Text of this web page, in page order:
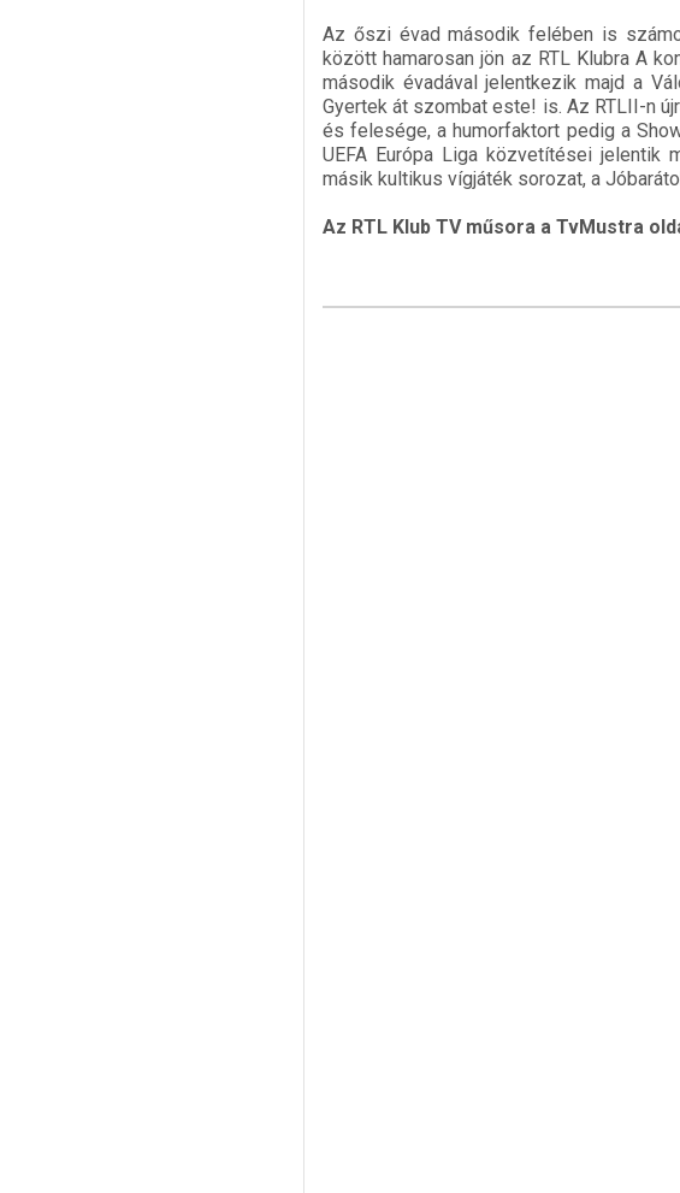
Az őszi évad második felében is
között hamarosan jön az RTL Klubra A
második évadával jelentkezik majd a
Gyertek át szombat este! is. Az RTLII-n
és felesége, a humorfaktort pedig a
UEFA Európa Liga közvetítései jelentik
másik kultikus vígjáték sorozat, a
Az RTL Klub TV műsora a TvMustra